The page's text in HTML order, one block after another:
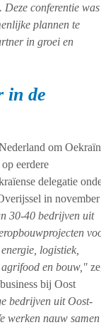
Deze conferentie was
plannen te
in groei en
in de
om
eerdere
delegatie
in november
30-40 bedrijven uit
logistiek,
en bouw,"
bij Oost
bedrijven uit Oost-
werken nauw samen